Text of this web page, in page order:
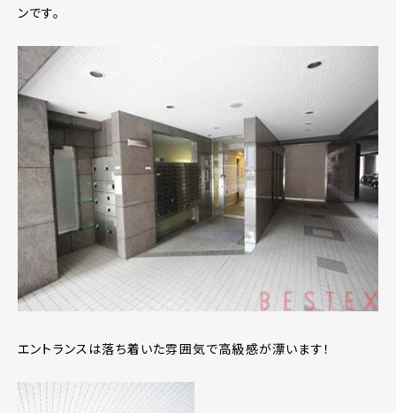
ンです。
エントランスは落ち着いた雰囲気で高級感が漂います！